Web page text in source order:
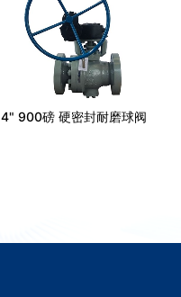
4" 900磅 硬密封耐磨球阀